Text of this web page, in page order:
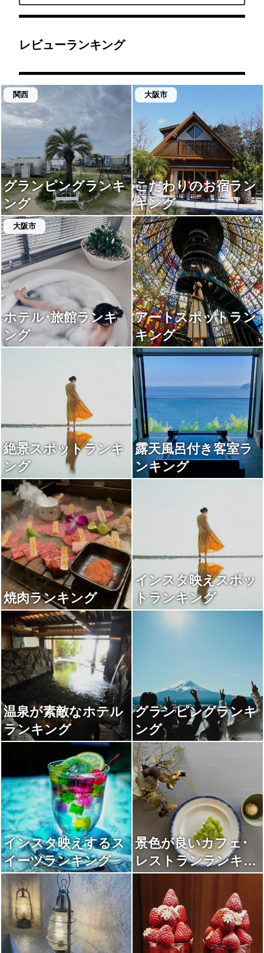
はフードコートやゆった
覧席などが設けられてい
が、どちらもパーク内で
クターフードはテーマパ
子は圧巻の光景。今年は
リニューアルするそうで
レビューランキング
関西
グランピングランキ
ング
大阪市
こだわりのお宿ラン
キング
大阪市
ホテル･旅館ランキ
ング
アートスポットラン
キング
絶景スポットランキ
ング
露天風呂付き客室ラ
ンキング
焼肉ランキング
インスタ映えスポッ
トランキング
温泉が素敵なホテル
ランキング
グランピングランキ
ング
インスタ映えするス
イーツランキング
景色が良いカフェ･
レストランランキン
グ